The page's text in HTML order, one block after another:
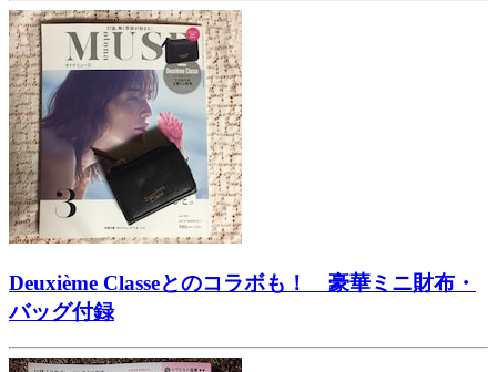
Deuxième Classeとのコラボも！ 豪華ミニ財布・
バッグ付録